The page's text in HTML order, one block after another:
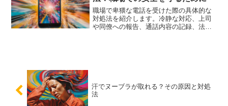
職場で卑猥な電話を受けた際の具体的な
対処法を紹介します。冷静な対応、上司
や同僚への報告、通話内容の記録、法的
汗でヌーブラが取れる？その原因と対処
法